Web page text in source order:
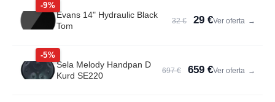
-9%
Evans 14" Hydraulic Black
Tom
32 € 29 €Ver oferta →
-5%
Sela Melody Handpan D
Kurd SE220
697 € 659 €Ver oferta →